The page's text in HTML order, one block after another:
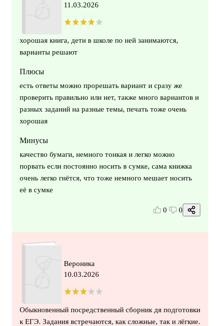
11.03.2026
хорошая книга, дети в школе по ней занимаются,
варианты решают
Плюсы
есть ответы можно прорешать вариант и сразу же
проверить правильно или нет, также много вариантов и
разных заданий на разные темы, печать тоже очень
хорошая
Минусы
качество бумаги, немного тонкая и легко можно
порвать если постоянно носить в сумке, сама книжка
очень легко гнётся, что тоже немного мешает носить
её в сумке
0 0
Вероника
10.03.2026
Обыкновенный посредственный сборник дя подготовки
к ЕГЭ. Задания встречаются, как сложные, так и лёгкие.